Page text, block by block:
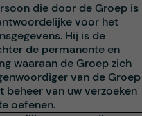
die door de Groep is
voor het
Hij is de
de permanente en
waaraan de Groep zich
van de Groep
beheer van uw verzoeken
oefenen.